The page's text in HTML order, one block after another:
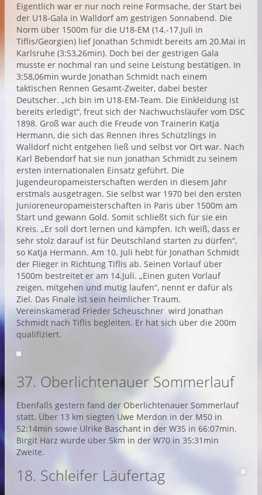
Eigentlich war er nur noch reine Formsache, der Start bei
der U18-Gala in Walldorf am gestrigen Sonnabend. Die
Norm über 1500m für die U18-EM (14.-17.Juli in
Tiflis/Georgien) lief Jonathan Schmidt bereits am 20.Mai in
Karlsruhe (3:53,26min). Doch bei der gestrigen Gala
musste er nochmal ran und seine Leistung bestätigen. In
3:58,06min wurde Jonathan Schmidt nach einem
taktischen Rennen Gesamt-Zweiter, dabei bester
Deutscher. „Ich bin im U18-EM-Team. Die Einkleidung ist
bereits erledigt“, freut sich der Nachwuchsläufer vom DSC
1898. Groß war auch die Freude von Trainerin Katja
Hermann, die sich das Rennen ihres Schützlings in
Walldorf nicht entgehen ließ und selbst vor Ort war. Nach
Karl Bebendorf hat sie nun Jonathan Schmidt zu seinem
ersten internationalen Einsatz geführt. Die
Jugendeuropameisterschaften werden in diesem Jahr
erstmals ausgetragen. Sie selbst war 1970 bei den ersten
Junioreneuropameisterschaften in Paris über 1500m am
Start und gewann Gold. Somit schließt sich für sie ein
Kreis. „Er soll dort lernen und kämpfen. Ich weiß, dass er
sehr stolz darauf ist für Deutschland starten zu dürfen“,
so Katja Hermann. Am 10. Juli hebt für Jonathan Schmidt
der Flieger in Richtung Tiflis ab. Seinen Vorlauf über
1500m bestreitet er am 14.Juli. „Einen guten Vorlauf
zeigen, mitgehen und mutig laufen“, nennt er dafür als
Ziel. Das Finale ist sein heimlicher Traum.
Vereinskamerad Frieder Scheuschner wird Jonathan
Schmidt nach Tiflis begleiten. Er hat sich über die 200m
qualifiziert.
37. Oberlichtenauer Sommerlauf
Ebenfalls gestern fand der Oberlichtenauer Sommerlauf
statt. Über 13 km siegten Uwe Merdon in der M50 in
52:14min sowie Ulrike Baschant in der W35 in 66:07min.
Birgit Harz wurde über 5km in der W70 in 35:31min
Zweite.
18. Schleifer Läufertag